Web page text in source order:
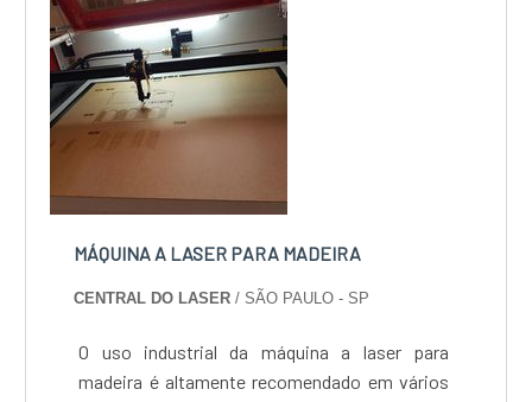
preciso para...
MÁQUINA A LASER PARA MADEIRA
CENTRAL DO LASER/ SÃO PAULO - SP
O uso industrial da máquina a laser para
madeira é altamente recomendado em vários